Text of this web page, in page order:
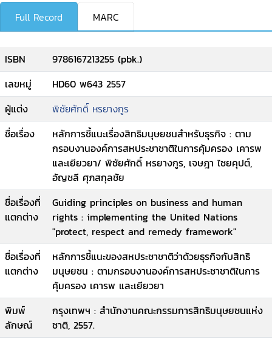
Full Record MARC
ISBN
9786167213255 (pbk.)
เลขหมู่
HD60 พ643 2557
ผู้แต่ง
พิชัยศักดิ์ หรยางกูร
ชื่อเรื่อง
หลักการชี้แนะเรื่องสิทธิมนุษยชนสำหรับธุรกิจ : ตาม
กรอบงานองค์การสหประชาชาติในการคุ้มครอง เคารพ
และเยียวยา/ พิชัยศักดิ์ หรยางกูร, เจษฎา ไชยคุปต์,
อัญชลี ศุภสกุลชัย
ชื่อเรื่องที่
แตกต่าง
Guiding principles on business and human
rights : implementing the United Nations
"protect, respect and remedy framework"
ชื่อเรื่องที่
แตกต่าง
หลักการชี้แนะของสหประชาชาติว่าด้วยธุรกิจกับสิทธิ
มนุษยชน : ตามกรอบงานองค์การสหประชาชาติในการ
คุ้มครอง เคารพ และเยียวยา
พิมพ์
ลักษณ์
กรุงเทพฯ : สำนักงานคณะกรรมการสิทธิมนุษยชนแห่ง
ชาติ, 2557.